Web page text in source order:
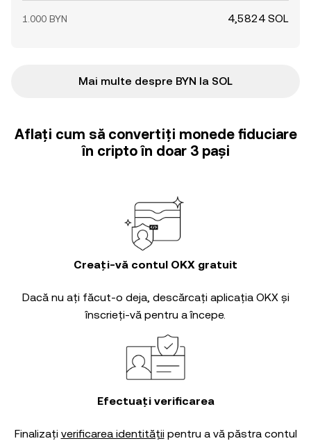
1.000 BYN 4,5824 SOL
Mai multe despre BYN la SOL
Aflați cum să convertiți monede fiduciare
în cripto în doar 3 pași
Creați-vă contul OKX gratuit
Dacă nu ați făcut-o deja, descărcați aplicația OKX și
înscrieți-vă pentru a începe.
Efectuați verificarea
Finalizați verificarea identității pentru a vă păstra contul